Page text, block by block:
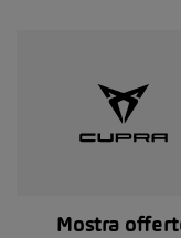
Mostra